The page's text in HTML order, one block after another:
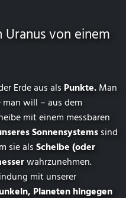
von einem
Erde aus als Punkte.Man
will – aus dem
mit einem messbaren
Sonnensystemssind
sie alsScheibe (oder
wahrzunehmen.
mit unserer
Planeten hingegen